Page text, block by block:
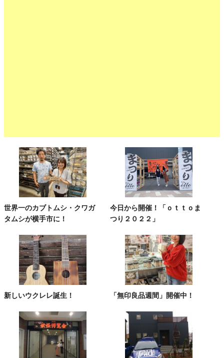
世界一のカブトムシ・クワガ
タムシが横手市に！
今日から開催！「ｏｔｔｏま
つり２０２２」
新しいウクレレ誕生！ 「無印良品週間」開催中！